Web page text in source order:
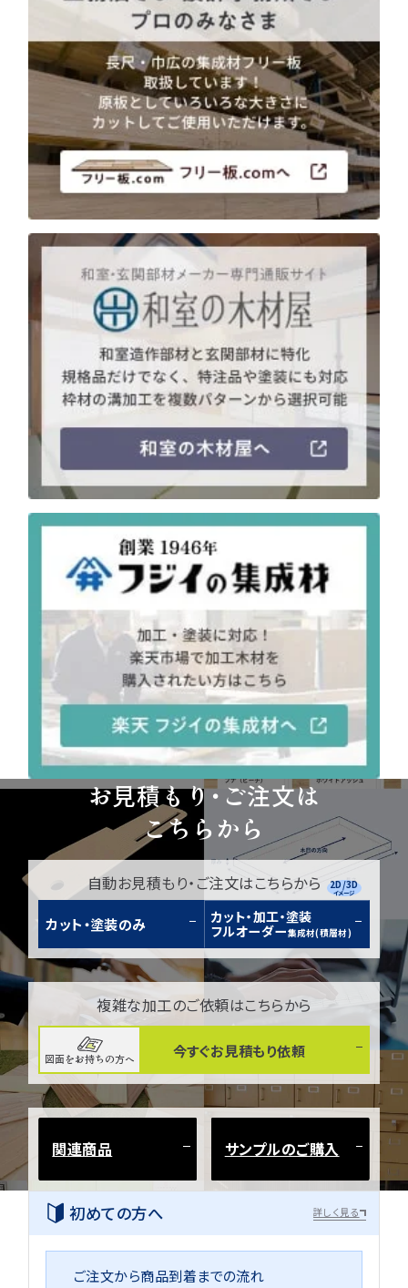
お見積もり・ご注文は
こちらから
自動お見積もり・ご注文はこちらから
カット・塗装のみ
カット・加工・塗装
フルオーダー集成材(積層材)
2D/3D
イメージ
複雑な加工のご依頼はこちらから
図面をお持ちの方へ 今すぐお見積もり依頼
関連商品 サンプルのご購入
初めての方へ 詳しく見る
ご注文から商品到着までの流れ